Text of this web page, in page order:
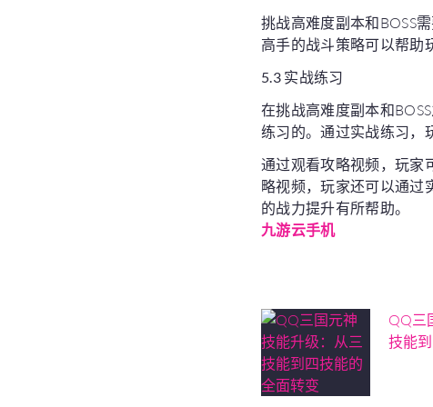
挑战高难度副本和BOSS
高手的战斗策略可以帮助
5.3 实战练习
在挑战高难度副本和
练习的。通过实战练习，
通过观看攻略视频，玩家
略视频，玩家还可以通过
的战力提升有所帮助。
九游云手机
QQ三
技能